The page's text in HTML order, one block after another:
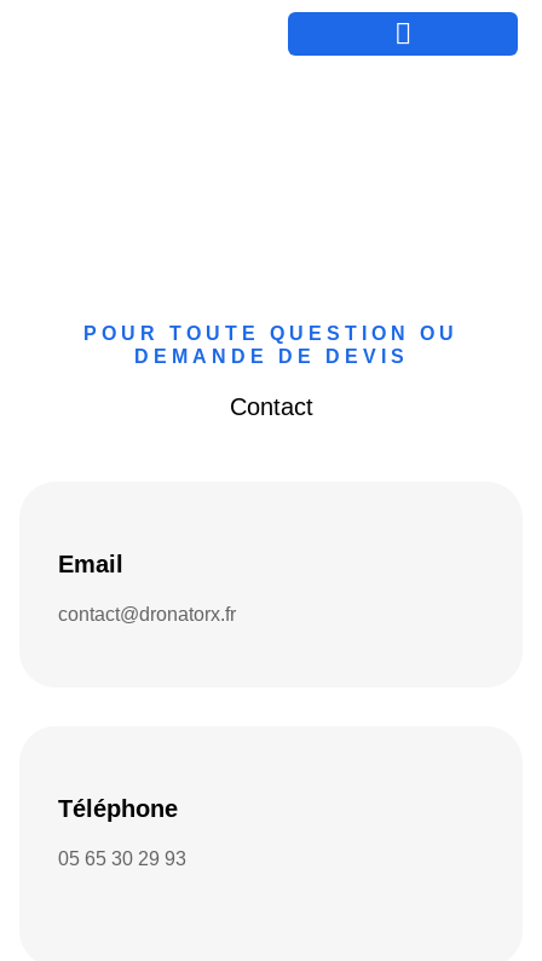
POUR TOUTE QUESTION OU
DEMANDE DE DEVIS
Contact
Email
contact@dronatorx.fr
Téléphone
05 65 30 29 93